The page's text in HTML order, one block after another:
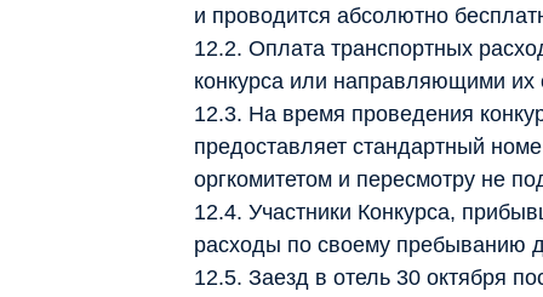
и проводится абсолютно
12.2. Оплата транспортных
конкурса или направляющими их
12.3. На время проведения
предоставляет стандартный
оргкомитетом и пересмотру не
12.4. Участники Конкурса,
расходы по своему пребыванию
12.5. Заезд в отель 30 октября